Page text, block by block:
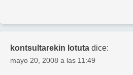
kontsultarekin lotuta dice:
mayo 20, 2008 a las 11:49